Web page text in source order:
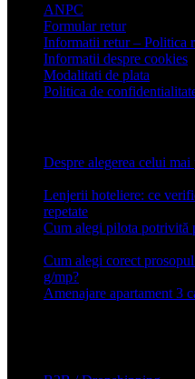
ANPC
Formular retur
Informatii retur – Politica
Informatii despre cookies
Modalitati de plata
Politica de
Despre alegerea celui
Lenjerii hoteliere: ce
repetate
Cum alegi pilota potrivită
Cum alegi corect
g/mp?
Amenajare apartament 3